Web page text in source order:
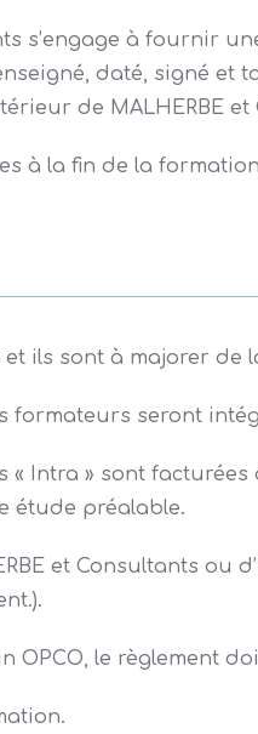
s’engage à fournir
daté, signé et
de MALHERBE et
à la fin de la
ils sont à majorer de
formateurs seront
Intra » sont facturées
étude préalable.
et Consultants ou
OPCO, le règlement